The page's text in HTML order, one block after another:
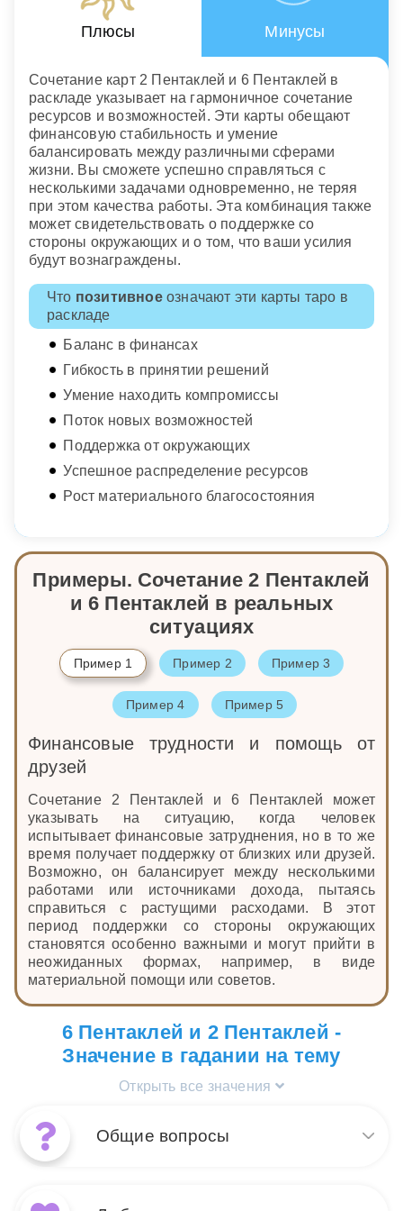
Плюсы Минусы
Сочетание карт 2 Пентаклей и 6 Пентаклей в
раскладе указывает на гармоничное сочетание
ресурсов и возможностей. Эти карты обещают
финансовую стабильность и умение
балансировать между различными сферами
жизни. Вы сможете успешно справляться с
несколькими задачами одновременно, не теряя
при этом качества работы. Эта комбинация также
может свидетельствовать о поддержке со
стороны окружающих и о том, что ваши усилия
будут вознаграждены.
Что позитивноеозначают эти карты таро в
раскладе
Баланс в финансах
Гибкость в принятии решений
Умение находить компромиссы
Поток новых возможностей
Поддержка от окружающих
Успешное распределение ресурсов
Рост материального благосостояния
Примеры. Сочетание 2 Пентаклей
и 6 Пентаклей в реальных
ситуациях
Пример 1 Пример 2 Пример 3
Пример 4 Пример 5
Финансовые трудности и помощь от
друзей
Сочетание 2 Пентаклей и 6 Пентаклей может
указывать на ситуацию, когда человек
испытывает финансовые затруднения, но в то же
время получает поддержку от близких или друзей.
Возможно, он балансирует между несколькими
работами или источниками дохода, пытаясь
справиться с растущими расходами. В этот
период поддержки со стороны окружающих
становятся особенно важными и могут прийти в
неожиданных формах, например, в виде
материальной помощи или советов.
6 Пентаклей и 2 Пентаклей -
Значение в гадании на тему
Открыть все значения
Общие вопросы